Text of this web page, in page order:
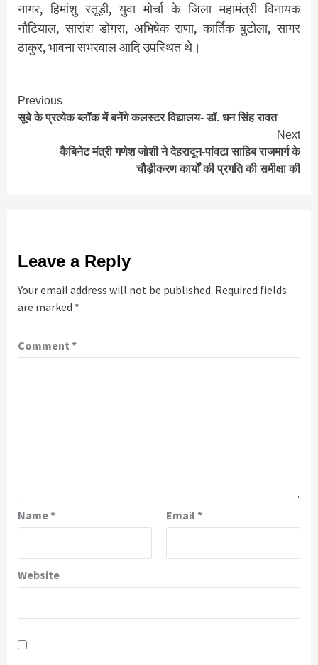
नागर, हिमांशु रतूड़ी, युवा मोर्चा के जिला महामंत्री विनायक
नौटियाल, सारांश डोगरा, अभिषेक राणा, कार्तिक बुटोला, सागर
ठाकुर, भावना सभरवाल आदि उपस्थित थे।
Continue
Reading
Previous
सूबे के प्रत्येक ब्लॉक में बनेंगे कलस्टर विद्यालय- डॉ. धन सिंह रावत
Next
कैबिनेट मंत्री गणेश जोशी ने देहरादून-पांवटा साहिब राजमार्ग के
चौड़ीकरण कार्यों की प्रगति की समीक्षा की
Leave a Reply
Your email address will not be published. Required fields
are marked *
Comment *
Name* Email*
Website